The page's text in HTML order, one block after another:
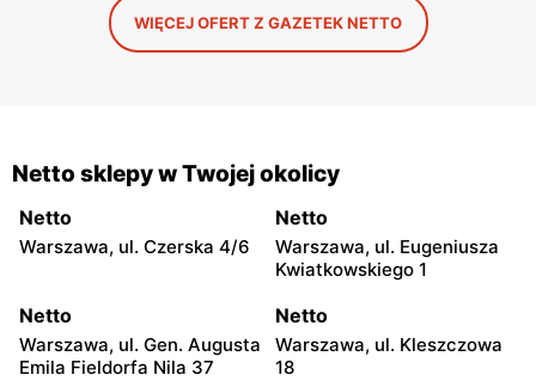
WIĘCEJ OFERT Z GAZETEK NETTO
Netto sklepy w Twojej okolicy
Netto
Warszawa, ul. Czerska 4/6
Netto
Warszawa, ul. Eugeniusza
Kwiatkowskiego 1
Netto
Warszawa, ul. Gen. Augusta
Emila Fieldorfa Nila 37
Netto
Warszawa, ul. Kleszczowa
18